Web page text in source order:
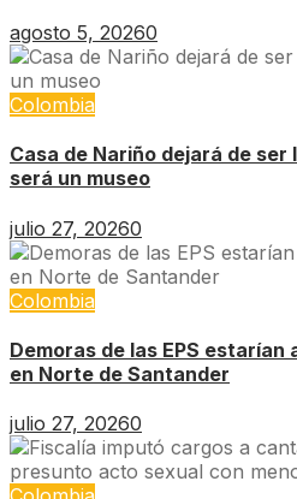
agosto 5, 20260
Colombia
Casa de Nariño dejará de
será un museo
julio 27, 20260
Colombia
Demoras de las EPS
en Norte de Santander
julio 27, 20260